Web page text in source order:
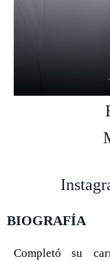
BIOGRAFÍA
Completó su